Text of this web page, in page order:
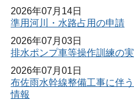
2026年07月14日
準用河川・水路占用の申請
2026年07月03日
排水ポンプ車等操作訓練の
2026年07月01日
布佐雨水幹線整備工事に伴
情報